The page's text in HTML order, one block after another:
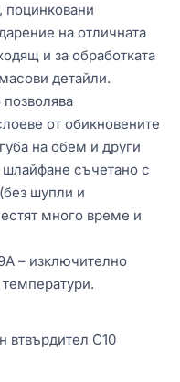
поцинковани
на отличната
и за обработката
детайли.
от обикновените
на обем и други
съчетано с
шупли и
много време и
– изключително
втвърдител C10